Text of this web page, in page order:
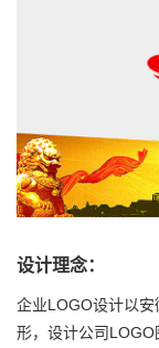
设计理念：
企业LOGO设计以安
形，设计公司